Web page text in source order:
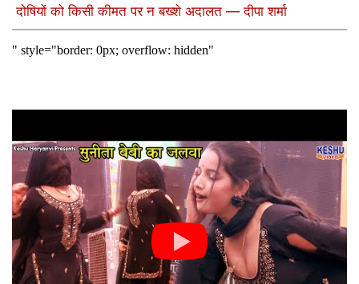
दोषियों को किसी कीमत पर न बख्शे अदालत — दीपा शर्मा